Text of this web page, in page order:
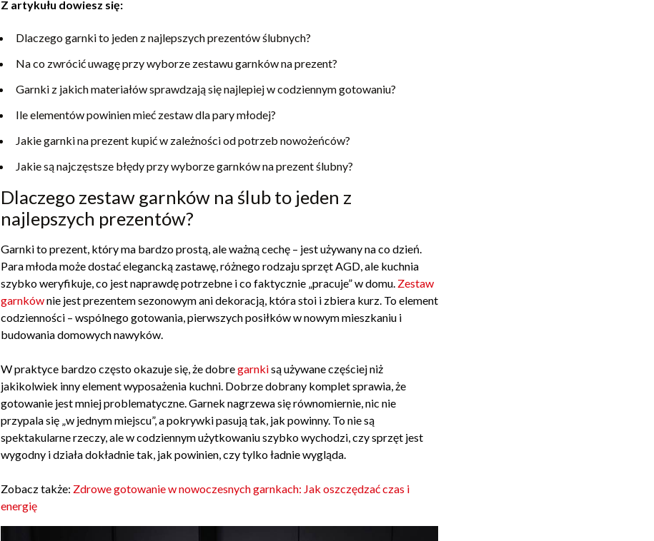
Z artykułu dowiesz się:
Dlaczego garnki to jeden z najlepszych prezentów ślubnych?
Na co zwrócić uwagę przy wyborze zestawu garnków na prezent?
Garnki z jakich materiałów sprawdzają się najlepiej w codziennym gotowaniu?
Ile elementów powinien mieć zestaw dla pary młodej?
Jakie garnki na prezent kupić w zależności od potrzeb nowożeńców?
Jakie są najczęstsze błędy przy wyborze garnków na prezent ślubny?
Dlaczego zestaw garnków na ślub to jeden z
najlepszych prezentów?
Garnki to prezent, który ma bardzo prostą, ale ważną cechę – jest używany na co dzień.
Para młoda może dostać elegancką zastawę, różnego rodzaju sprzęt AGD, ale kuchnia
szybko weryfikuje, co jest naprawdę potrzebne i co faktycznie „pracuje” w domu. Zestaw
garnkównie jest prezentem sezonowym ani dekoracją, która stoi i zbiera kurz. To element
codzienności – wspólnego gotowania, pierwszych posiłków w nowym mieszkaniu i
budowania domowych nawyków.
W praktyce bardzo często okazuje się, że dobregarnkisą używane częściej niż
jakikolwiek inny element wyposażenia kuchni. Dobrze dobrany komplet sprawia, że
gotowanie jest mniej problematyczne. Garnek nagrzewa się równomiernie, nic nie
przypala się „w jednym miejscu”, a pokrywki pasują tak, jak powinny. To nie są
spektakularne rzeczy, ale w codziennym użytkowaniu szybko wychodzi, czy sprzęt jest
wygodny i działa dokładnie tak, jak powinien, czy tylko ładnie wygląda.
Zobacz także: Zdrowe gotowanie w nowoczesnych garnkach: Jak oszczędzać czas i
energię